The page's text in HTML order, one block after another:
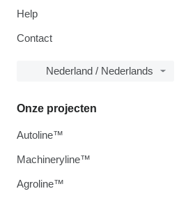
Help
Contact
Nederland / Nederlands
Onze projecten
Autoline™
Machineryline™
Agroline™